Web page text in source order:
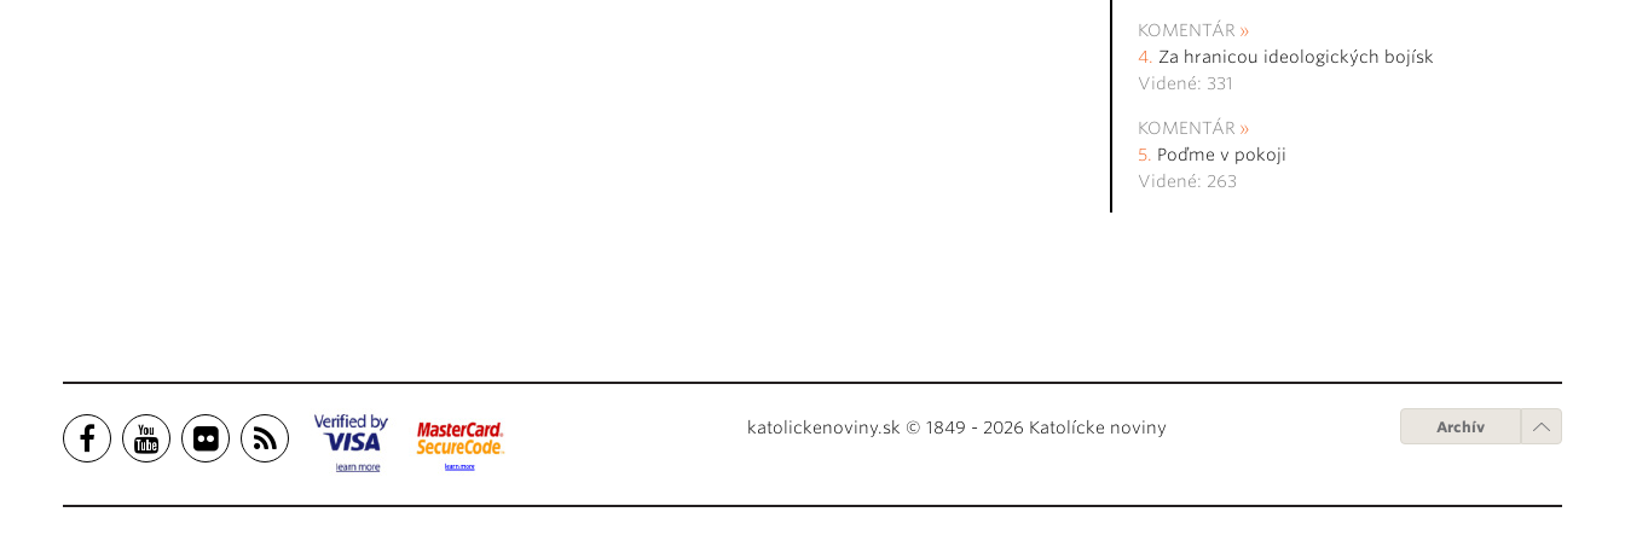
KOMENTÁR
Za hranicou ideologických bojísk
Videné: 331
KOMENTÁR
Poďme v pokoji
Videné: 263
katolickenoviny.sk © 1849 - 2026 Katolícke noviny Archív